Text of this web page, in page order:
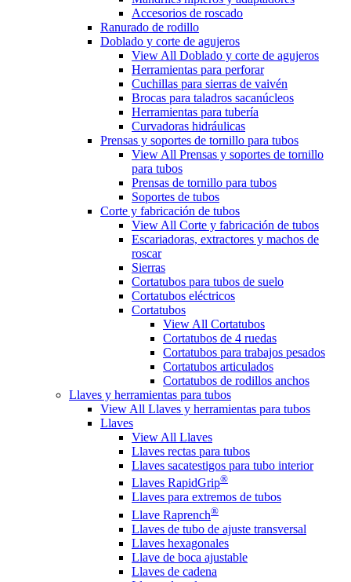
Accesorios de roscado
Ranurado de rodillo
Doblado y corte de agujeros
View All Doblado y corte de agujeros
Herramientas para perforar
Cuchillas para sierras de vaivén
Brocas para taladros sacanúcleos
Herramientas para tubería
Curvadoras hidráulicas
Prensas y soportes de tornillo para tubos
View All Prensas y soportes de tornillo
para tubos
Prensas de tornillo para tubos
Soportes de tubos
Corte y fabricación de tubos
View All Corte y fabricación de tubos
Escariadoras, extractores y machos de
roscar
Sierras
Cortatubos para tubos de suelo
Cortatubos eléctricos
Cortatubos
View All Cortatubos
Cortatubos de 4 ruedas
Cortatubos para trabajos pesados
Cortatubos articulados
Cortatubos de rodillos anchos
Llaves y herramientas para tubos
View All Llaves y herramientas para tubos
Llaves
View All Llaves
Llaves rectas para tubos
Llaves sacatestigos para tubo interior
Llaves RapidGrip®
Llaves para extremos de tubos
Llave Raprench®
Llaves de tubo de ajuste transversal
Llaves hexagonales
Llave de boca ajustable
Llaves de cadena